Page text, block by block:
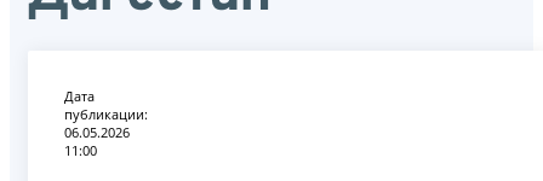
Дата
публикации:
06.05.2026
11:00